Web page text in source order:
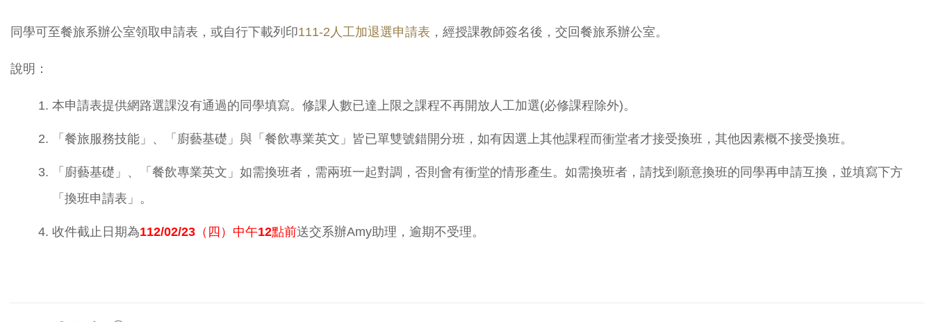
同學可至餐旅系辦公室領取申請表，或自行下載列印111-2人工加退選申請表 ，經授課教師簽名後，交回餐旅系辦公室。
說明：
本申請表提供網路選課沒有通過的同學填寫。修課人數已達上限之課程不再開放人工加選(必修課程除外)。
「餐旅服務技能」、「廚藝基礎」與「餐飲專業英文」皆已單雙號錯開分班，如有因選上其他課程而衝堂者才接受換班，其他因素概不接受換班。
「廚藝基礎」、「餐飲專業英文」如需換班者，需兩班一起對調，否則會有衝堂的情形產生。如需換班者，請找到願意換班的同學再申請互換，並填寫下方
「換班申請表」。
收件截止日期為112/02/23 （四）中午12點前送交系辦Amy助理，逾期不受理。